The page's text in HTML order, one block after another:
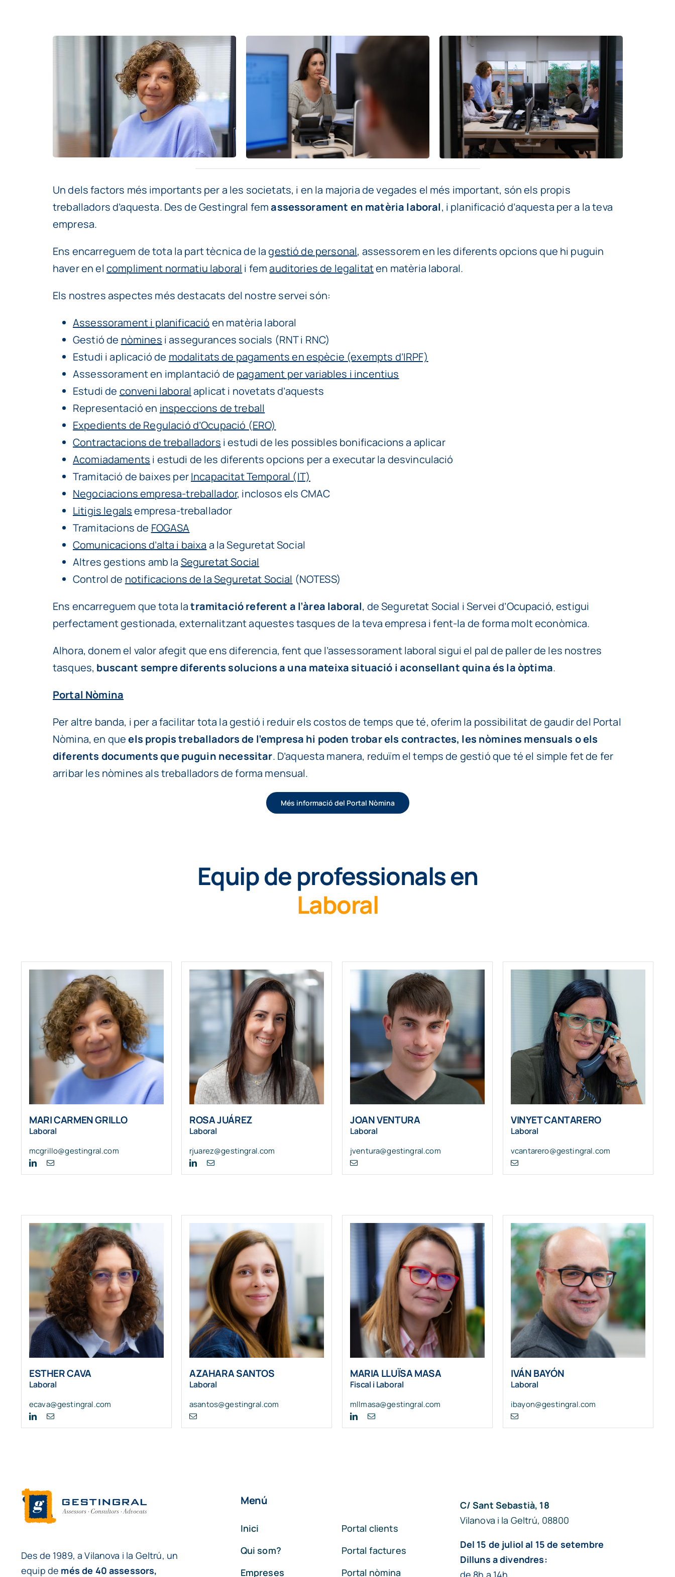
Un dels factors més importants per a les societats, i en la majoria de vegades el més important, són els propis
treballadors d’aquesta. Des de Gestingral femassessorament en matèria laboral, i planificació d’aquesta per a la teva
empresa.
Ens encarreguem de tota la part tècnica de lagestió de personal, assessorem en les diferents opcions que hi puguin
haver en el compliment normatiu laboral i femauditories de legalitaten matèria laboral.
Els nostres aspectes més destacats del nostre servei són:
Assessorament i planificació en matèria laboral
Gestió de nòmines i assegurances socials (RNT i RNC)
Estudi i aplicació de modalitats de pagaments en espècie (exempts d’IRPF)
Assessorament en implantació de pagament per variables i incentius
Estudi de conveni laboral aplicat i novetats d’aquests
Representació en inspeccions de treball
Expedients de Regulació d’Ocupació (ERO)
Contractacions de treballadors i estudi de les possibles bonificacions a aplicar
Acomiadaments i estudi de les diferents opcions per a executar la desvinculació
Tramitació de baixes perIncapacitat Temporal (IT)
Negociacions empresa-treballador, inclosos els CMAC
Litigis legalsempresa-treballador
Tramitacions de FOGASA
Comunicacions d’alta i baixa a la Seguretat Social
Altres gestions amb la Seguretat Social
Control de notificacions de la Seguretat Social (NOTESS)
Ens encarreguem que tota latramitació referent a l’àrea laboral, de Seguretat Social i Servei d’Ocupació, estigui
perfectament gestionada, externalitzant aquestes tasques de la teva empresa i fent-la de forma molt econòmica.
Alhora, donem el valor afegit que ens diferencia, fent que l’assessorament laboral sigui el pal de paller de les nostres
tasques, buscant sempre diferents solucions a una mateixa situació i aconsellant quina és la òptima.
Portal Nòmina
Per altre banda, i per a facilitar tota la gestió i reduir els costos de temps que té, oferim la possibilitat de gaudir del Portal
Nòmina, en queels propis treballadors de l’empresa hi poden trobar els contractes, les nòmines mensuals o els
diferents documents que puguin necessitar. D’aquesta manera, reduïm el temps de gestió que té el simple fet de fer
arribar les nòmines als treballadors de forma mensual.
Més informació del Portal Nòmina
Equip de professionals en
Laboral
MARI CARMEN GRILLO
Laboral
mcgrillo@gestingral.com
ROSA JUÁREZ
Laboral
rjuarez@gestingral.com
JOAN VENTURA
Laboral
jventura@gestingral.com
VINYET CANTARERO
Laboral
vcantarero@gestingral.com
ESTHER CAVA
Laboral
ecava@gestingral.com
AZAHARA SANTOS
Laboral
asantos@gestingral.com
MARIA LLUÏSA MASA
Fiscal i Laboral
mllmasa@gestingral.com
IVÁN BAYÓN
Laboral
ibayon@gestingral.com
Des de 1989, a Vilanova i la Geltrú, un
equip de més de 40 assessors,
Menú
Inici
Qui som?
Empreses
Portal clients
Portal factures
Portal nòmina
C/ Sant Sebastià, 18
Vilanova i la Geltrú, 08800
Del 15 de juliol al 15 de setembre
Dilluns a divendres:
de 8h a 14h